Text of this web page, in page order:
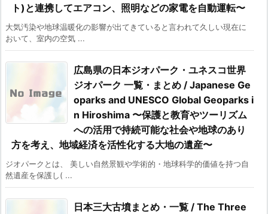
ト)と連携してエアコン、照明などの家電を自動運転〜
大気汚染や地球温暖化の影響が出てきていると言われて久しい現在に
おいて、室内の空気 ...
広島県の日本ジオパーク・ユネスコ世界
ジオパーク 一覧・まとめ / Japanese Ge
oparks and UNESCO Global Geoparks i
n Hiroshima 〜保護と教育やツーリズム
への活用で持続可能な社会や地球のあり
方を考え、地域経済を活性化する大地の遺産〜
ジオパークとは、 美しい自然景観や学術的・地球科学的価値を持つ自
然遺産を保護し( ...
日本三大古墳まとめ・一覧 / The Three